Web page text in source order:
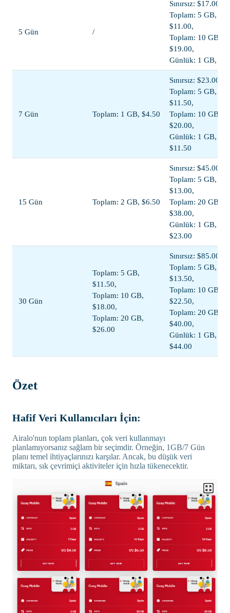
5 Gün /
Sınırsız: $17.00,
Toplam: 5 GB,
$11.00,
Toplam: 10 GB,
$19.00,
Günlük: 1 GB,
7 Gün Toplam: 1 GB, $4.50
Sınırsız: $23.00,
Toplam: 5 GB,
$11.50,
Toplam: 10 GB,
$20.00,
Günlük: 1 GB,
$11.50
15 Gün Toplam: 2 GB, $6.50
Sınırsız: $45.00,
Toplam: 5 GB,
$13.00,
Toplam: 20 GB,
$38.00,
Günlük: 1 GB,
$23.00
30 Gün
Toplam: 5 GB,
$11.50,
Toplam: 10 GB,
$18.00,
Toplam: 20 GB,
$26.00
Sınırsız: $85.00,
Toplam: 5 GB,
$13.50,
Toplam: 10 GB,
$22.50,
Toplam: 20 GB,
$40.00,
Günlük: 1 GB,
$44.00
Özet
Hafif Veri Kullanıcıları İçin:
Airalo'nun toplam planları, çok veri kullanmayı
planlamıyorsanız sağlam bir seçimdir. Örneğin, 1GB/7 Gün
planı temel ihtiyaçlarınızı karşılar. Ancak, bu düşük veri
miktarı, sık çevrimiçi aktiviteler için hızla tükenecektir.